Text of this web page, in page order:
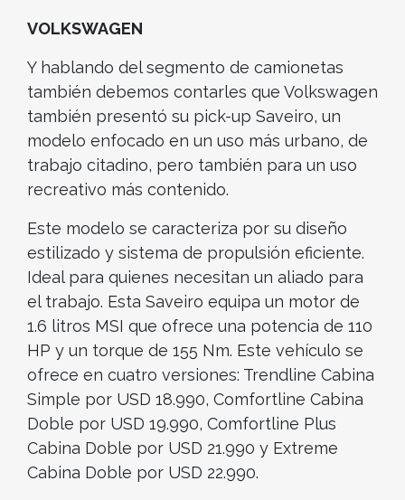
VOLKSWAGEN
Y hablando del segmento de camionetas
también debemos contarles que Volkswagen
también presentó su pick-up Saveiro, un
modelo enfocado en un uso más urbano, de
trabajo citadino, pero también para un uso
recreativo más contenido.
Este modelo se caracteriza por su diseño
estilizado y sistema de propulsión eficiente.
Ideal para quienes necesitan un aliado para
el trabajo. Esta Saveiro equipa un motor de
1.6 litros MSI que ofrece una potencia de 110
HP y un torque de 155 Nm. Este vehículo se
ofrece en cuatro versiones: Trendline Cabina
Simple por USD 18.990, Comfortline Cabina
Doble por USD 19.990, Comfortline Plus
Cabina Doble por USD 21.990 y Extreme
Cabina Doble por USD 22.990.